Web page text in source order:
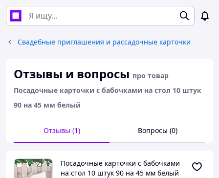
Свадебные приглашения и рассадочные карточки
Отзывы и вопросы про товар
Посадочные карточки с бабочками на стол 10 штук
90 на 45 мм белый
Отзывы (1) Вопросы (0)
Посадочные карточки с бабочками
на стол 10 штук 90 на 45 мм белый